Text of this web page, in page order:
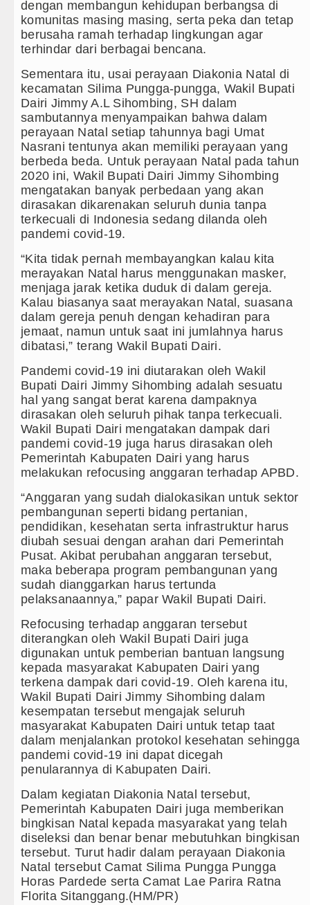
dengan membangun kehidupan berbangsa di
komunitas masing masing, serta peka dan tetap
berusaha ramah terhadap lingkungan agar
terhindar dari berbagai bencana.
Sementara itu, usai perayaan Diakonia Natal di
kecamatan Silima Pungga-pungga, Wakil Bupati
Dairi Jimmy A.L Sihombing, SH dalam
sambutannya menyampaikan bahwa dalam
perayaan Natal setiap tahunnya bagi Umat
Nasrani tentunya akan memiliki perayaan yang
berbeda beda. Untuk perayaan Natal pada tahun
2020 ini, Wakil Bupati Dairi Jimmy Sihombing
mengatakan banyak perbedaan yang akan
dirasakan dikarenakan seluruh dunia tanpa
terkecuali di Indonesia sedang dilanda oleh
pandemi covid-19.
“Kita tidak pernah membayangkan kalau kita
merayakan Natal harus menggunakan masker,
menjaga jarak ketika duduk di dalam gereja.
Kalau biasanya saat merayakan Natal, suasana
dalam gereja penuh dengan kehadiran para
jemaat, namun untuk saat ini jumlahnya harus
dibatasi,” terang Wakil Bupati Dairi.
Pandemi covid-19 ini diutarakan oleh Wakil
Bupati Dairi Jimmy Sihombing adalah sesuatu
hal yang sangat berat karena dampaknya
dirasakan oleh seluruh pihak tanpa terkecuali.
Wakil Bupati Dairi mengatakan dampak dari
pandemi covid-19 juga harus dirasakan oleh
Pemerintah Kabupaten Dairi yang harus
melakukan refocusing anggaran terhadap APBD.
“Anggaran yang sudah dialokasikan untuk sektor
pembangunan seperti bidang pertanian,
pendidikan, kesehatan serta infrastruktur harus
diubah sesuai dengan arahan dari Pemerintah
Pusat. Akibat perubahan anggaran tersebut,
maka beberapa program pembangunan yang
sudah dianggarkan harus tertunda
pelaksanaannya,” papar Wakil Bupati Dairi.
Refocusing terhadap anggaran tersebut
diterangkan oleh Wakil Bupati Dairi juga
digunakan untuk pemberian bantuan langsung
kepada masyarakat Kabupaten Dairi yang
terkena dampak dari covid-19. Oleh karena itu,
Wakil Bupati Dairi Jimmy Sihombing dalam
kesempatan tersebut mengajak seluruh
masyarakat Kabupaten Dairi untuk tetap taat
dalam menjalankan protokol kesehatan sehingga
pandemi covid-19 ini dapat dicegah
penularannya di Kabupaten Dairi.
Dalam kegiatan Diakonia Natal tersebut,
Pemerintah Kabupaten Dairi juga memberikan
bingkisan Natal kepada masyarakat yang telah
diseleksi dan benar benar mebutuhkan bingkisan
tersebut. Turut hadir dalam perayaan Diakonia
Natal tersebut Camat Silima Pungga Pungga
Horas Pardede serta Camat Lae Parira Ratna
Florita Sitanggang.(HM/PR)